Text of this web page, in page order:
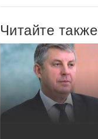
Читайте также